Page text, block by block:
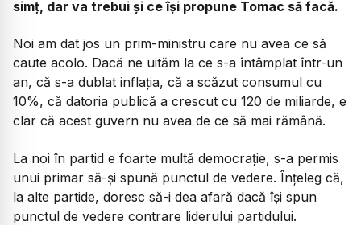
simț, dar va trebui și ce își propune Tomac să facă.
Noi am dat jos un prim-ministru care nu avea ce să
caute acolo. Dacă ne uităm la ce s-a întâmplat într-un
an, că s-a dublat inflația, că a scăzut consumul cu
10%, că datoria publică a crescut cu 120 de miliarde, e
clar că acest guvern nu avea de ce să mai rămână.
La noi în partid e foarte multă democrație, s-a permis
unui primar să-și spună punctul de vedere. Înțeleg că,
la alte partide, doresc să-i dea afară dacă își spun
punctul de vedere contrare liderului partidului.